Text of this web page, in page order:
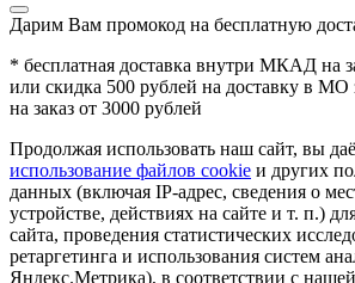
Дарим Вам промокод на бесплатную
* бесплатная доставка внутри МКАД на
или скидка 500 рублей на доставку в
на заказ от 3000 рублей
Продолжая использовать наш сайт, вы
использование файлов cookie и других
данных (включая IP-адрес, сведения о
устройстве, действиях на сайте и т. п.)
сайта, проведения статистических
ретаргетинга и использования систем
Яндекс.Метрика), в соответствии с нашей